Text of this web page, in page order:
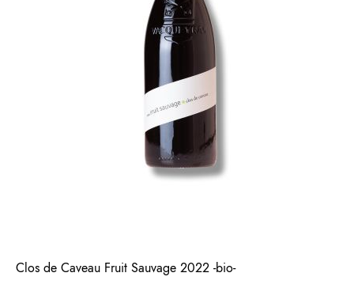
Clos de Caveau Fruit Sauvage 2022 -bio-